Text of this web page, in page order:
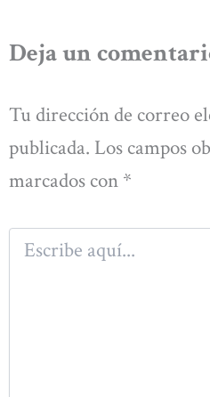
Deja un
Tu dirección de correo
publicada. Los campos
marcados con *
Escribe
aquí...